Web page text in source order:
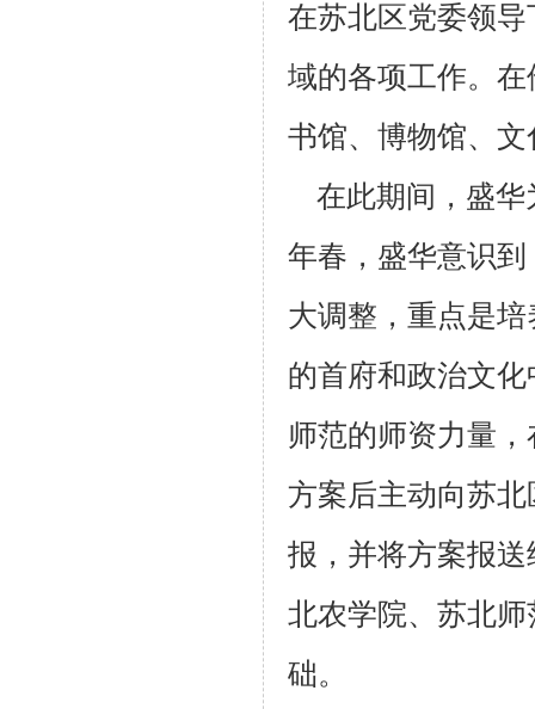
在苏北区党委领导
域的各项工作。
书馆、博物馆、
在此期间，盛华
年春，盛华意识
大调整，重点是培
的首府和政治文
师范的师资力量
方案后主动向苏
报，并将方案报送
北农学院、苏北
础。